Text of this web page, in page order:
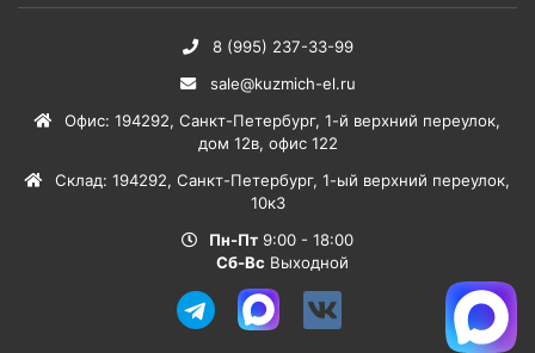
8 (995) 237-33-99
sale@kuzmich-el.ru
Офис: 194292, Санкт-Петербург, 1-й верхний переулок,
дом 12в, офис 122
Склад: 194292, Санкт-Петербург, 1-ый верхний переулок,
10к3
Пн-Пт 9:00 - 18:00
Сб-Вс Выходной